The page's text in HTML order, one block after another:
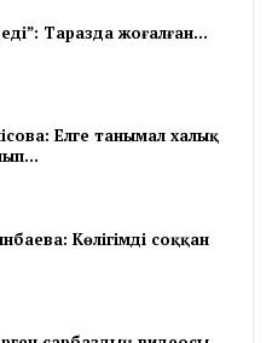
Таразда жоғалған…
Елге танымал халық
Көлігімді соққан